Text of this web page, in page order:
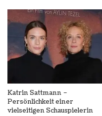
Katrin Sattmann –
Persönlichkeit einer
vielseitigen Schauspielerin